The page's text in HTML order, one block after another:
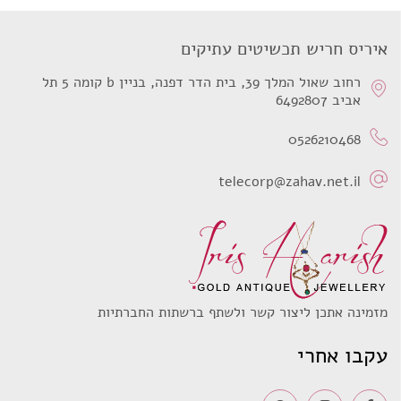
איריס חריש תכשיטים עתיקים
רחוב שאול המלך 39, בית הדר דפנה, בניין b קומה 5 תל
אביב 6492807
0526210468
telecorp@zahav.net.il
מזמינה אתכן ליצור קשר ולשתף ברשתות החברתיות
עקבו אחרי